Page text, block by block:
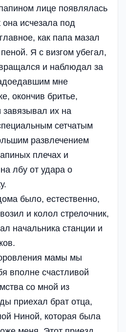
лице появлялась
исчезала под
как папа мазал
Я с визгом убегал,
и наблюдал за
мне
окончив бритье,
их на
сетчатым
развлечением
плечах и
лбу от удара о
было, естественно,
и колол стрелочник,
начальника станции и
мамы мы
вполне счастливой
со мной из
приехал брат отца,
Ниной, которая была